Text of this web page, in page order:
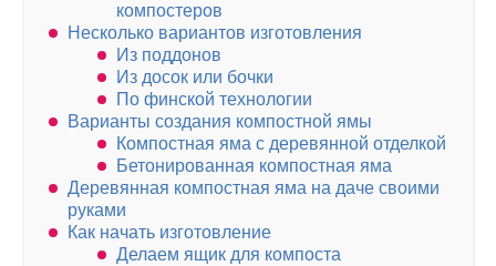
компостеров
Несколько вариантов изготовления
Из поддонов
Из досок или бочки
По финской технологии
Варианты создания компостной ямы
Компостная яма с деревянной отделкой
Бетонированная компостная яма
Деревянная компостная яма на даче своими
руками
Как начать изготовление
Делаем ящик для компоста